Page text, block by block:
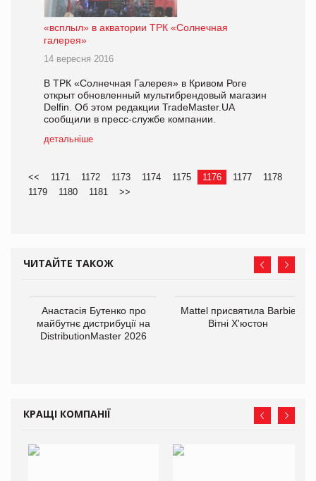
«всплыл» в акватории ТРК «Солнечная
галерея»
14 вересня 2016
В ТРК «Солнечная Галерея» в Кривом Роге
открыт обновленный мультибрендовый магазин
Delfin. Об этом редакции TradeMaster.UA
сообщили в пресс-службе компании.
детальніше
<< 1171 1172 1173 1174 1175 1176 1177
1178
1179
1180 1181 >>
ЧИТАЙТЕ ТАКОЖ
Анастасія Бутенко про
майбутнє дистрибуції на
DistributionMaster 2026
Mattel присвятила Barbie
Вітні Х'юстон
КРАЩІ КОМПАНІЇ